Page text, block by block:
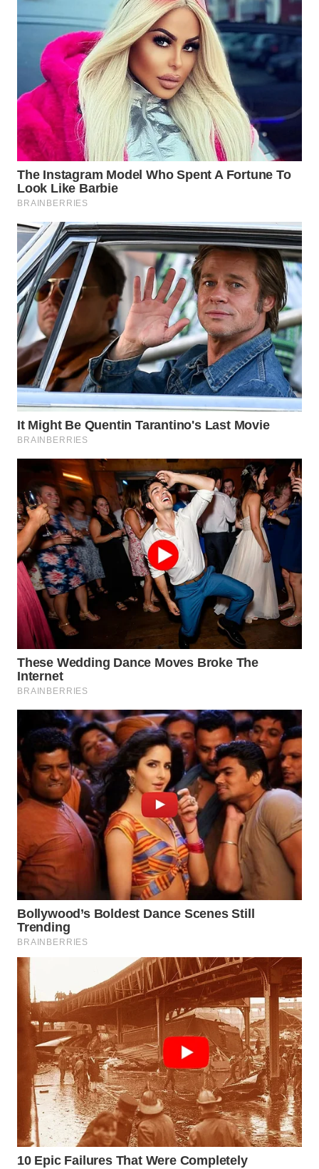
TANJUNG
LESUNG
WN
KARO
WN
SIMALUNGUN
WN
LABUHANBATU
WN
TAPANULI
TENGAH
WN DELI
SERDANG
WN
TEBING
TINGGI
WN
PAKPAK
KARAWANG
WN
BEKASI
WN
BOGOR
WN
DEPOK
WN
TAPANULI
UTARA
WN
SAMOSIR
WN
PADANG
LAWAS
WN
SUMEDANG
WN
CIANJUR
KEPULAUAN
SERIBU
WN
TANGERANG
WN
BINJAI
WN
CIREBON